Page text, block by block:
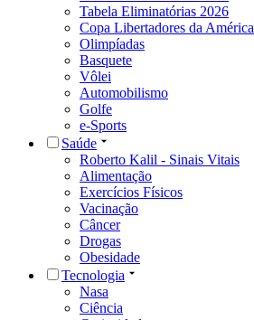
Tabela Eliminatórias 2026
Copa Libertadores da América
Olimpíadas
Basquete
Vôlei
Automobilismo
Golfe
e-Sports
Saúde
Roberto Kalil - Sinais Vitais
Alimentação
Exercícios Físicos
Vacinação
Câncer
Drogas
Obesidade
Tecnologia
Nasa
Ciência